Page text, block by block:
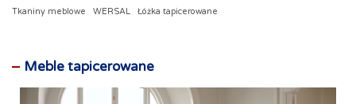
Tkaniny meblowe WERSAL Łóżka tapicerowane
Meble tapicerowane